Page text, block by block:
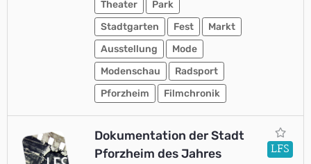
Theater
Park
Stadtgarten
Fest
Markt
Ausstellung
Mode
Modenschau
Radsport
Pforzheim
Filmchronik
Dokumentation der Stadt
Pforzheim des Jahres
LFS